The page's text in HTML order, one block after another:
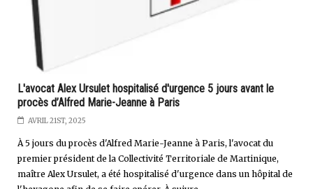
L'avocat Alex Ursulet hospitalisé d'urgence 5 jours avant le
procès d’Alfred Marie-Jeanne à Paris
AVRIL 21ST, 2025
À 5 jours du procès d'Alfred Marie-Jeanne à Paris, l'avocat du
premier président de la Collectivité Territoriale de Martinique,
maître Alex Ursulet, a été hospitalisé d'urgence dans un hôpital de